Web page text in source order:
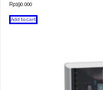
Rp190.000
Add to cart